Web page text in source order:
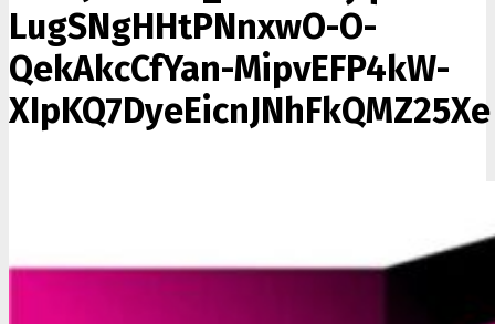
LugSNgHHtPNnxwO-O-
QekAkcCfYan-MipvEFP4kW-
XIpKQ7DyeEicnJNhFkQMZ25Xe